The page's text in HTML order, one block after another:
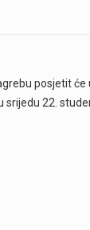
posjetit će
srijedu 22.